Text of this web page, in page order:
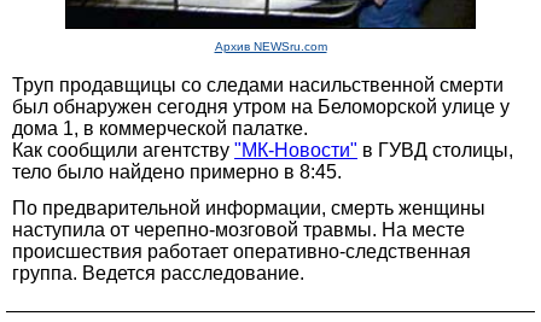
Архив NEWSru.com
Труп продавщицы со следами насильственной смерти
был обнаружен сегодня утром на Беломорской улице у
дома 1, в коммерческой палатке.
Как сообщили агентству "МК-Новости" в ГУВД столицы,
тело было найдено примерно в 8:45.
По предварительной информации, смерть женщины
наступила от черепно-мозговой травмы. На месте
происшествия работает оперативно-следственная
группа. Ведется расследование.